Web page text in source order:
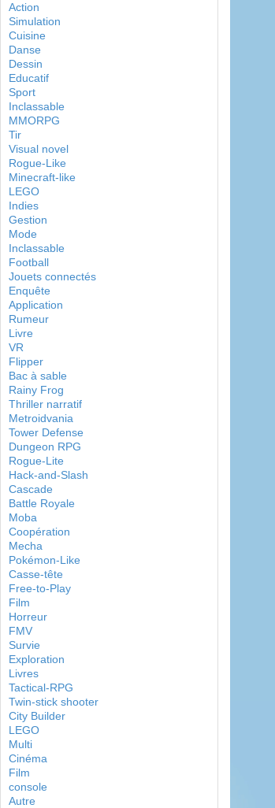
Action
Simulation
Cuisine
Danse
Dessin
Educatif
Sport
Inclassable
MMORPG
Tir
Visual novel
Rogue-Like
Minecraft-like
LEGO
Indies
Gestion
Mode
Inclassable
Football
Jouets connectés
Enquête
Application
Rumeur
Livre
VR
Flipper
Bac à sable
Rainy Frog
Thriller narratif
Metroidvania
Tower Defense
Dungeon RPG
Rogue-Lite
Hack-and-Slash
Cascade
Battle Royale
Moba
Coopération
Mecha
Pokémon-Like
Casse-tête
Free-to-Play
Film
Horreur
FMV
Survie
Exploration
Livres
Tactical-RPG
Twin-stick shooter
City Builder
LEGO
Multi
Cinéma
Film
console
Autre